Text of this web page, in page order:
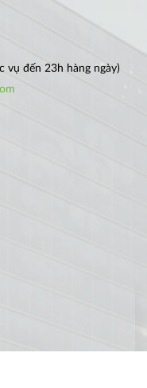
vụ đến 23h hàng ngày)